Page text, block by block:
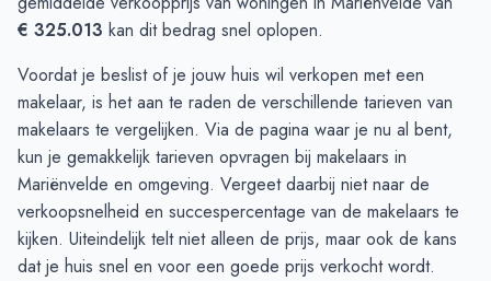
€ 325.013 kan dit bedrag snel oplopen.
Voordat je beslist of je jouw huis wil verkopen met een
makelaar, is het aan te raden de verschillende tarieven van
makelaars te vergelijken. Via de pagina waar je nu al bent,
kun je gemakkelijk tarieven opvragen bij makelaars in
Mariënvelde en omgeving. Vergeet daarbij niet naar de
verkoopsnelheid en succespercentage van de makelaars te
kijken. Uiteindelijk telt niet alleen de prijs, maar ook de kans
dat je huis snel en voor een goede prijs verkocht wordt.